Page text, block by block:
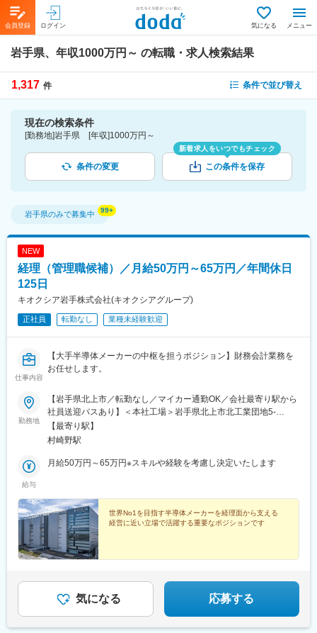
会員登録 ログイン 気になる メニュー
岩手県、年収1000万円～ の転職・求人検索結果
1,317 件 条件で並び替え
現在の検索条件
[勤務地]岩手県 [年収]1000万円～
条件の変更
新着求人をいつでもチェック
この条件を保存
岩手県のみで募集中
NEW
経理（管理職候補）／月給50万円～65万円／年間休日
125日
キオクシア岩手株式会社(キオクシアグループ)
正社員 転勤なし 業種未経験歓迎
仕事内容
【大手半導体メーカーの中枢を担うポジション】財務会計業務を
お任せします。
勤務地
【岩手県北上市／転勤なし／マイカー通勤OK／会社最寄り駅から
社員送迎バスあり】＜本社工場＞岩手県北上市北工業団地5-
29★U・Iターン歓迎！引っ越し費用補助／自己負担2～3割の社宅
制度があります（当社規定による）。北上市は自然豊かで住みや
す。
【最寄り駅】
村崎野駅
給与
月給50万円～65万円※スキルや経験を考慮し決定いたします
世界No1を目指す半導体メーカーを経理面から支える
経営に近い立場で活躍する重要なポジションです
気になる 応募する